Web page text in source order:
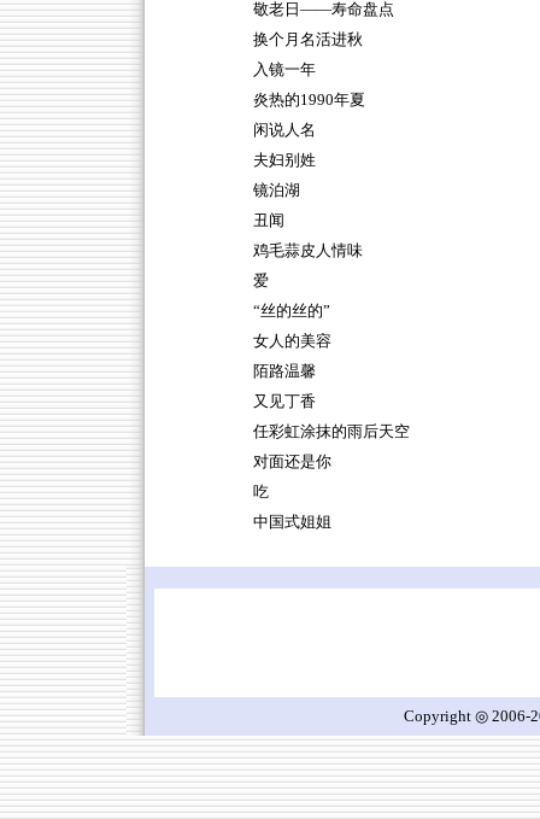
敬老日——寿命盘点
换个月名活进秋
入镜一年
炎热的1990年夏
闲说人名
夫妇别姓
镜泊湖
丑闻
鸡毛蒜皮人情味
爱
“丝的丝的”
女人的美容
陌路温馨
又见丁香
任彩虹涂抹的雨后天空
对面还是你
吃
中国式姐姐
Copyright ◎ 2006-